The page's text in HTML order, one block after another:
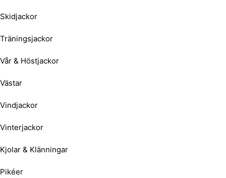
Skidjackor
Träningsjackor
Vår & Höstjackor
Västar
Vindjackor
Vinterjackor
Kjolar & Klänningar
Pikéer